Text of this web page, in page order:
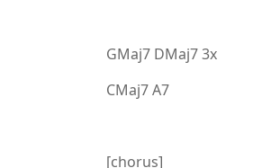
GMaj7 DMaj7 3x
CMaj7 A7
[chorus]